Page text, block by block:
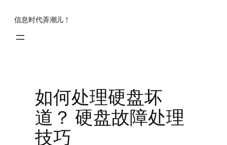
信息时代弄潮儿！
如何处理硬盘坏
道？ 硬盘故障处理
技巧